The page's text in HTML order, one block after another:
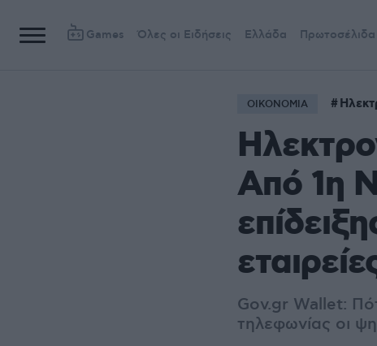
Games Όλες οι Ειδήσεις Ελλάδα Πρωτοσέλιδα
ΟΙΚΟΝΟΜΙΑ
Από 1η
Gov.gr Wallet:
τηλεφωνίας οι